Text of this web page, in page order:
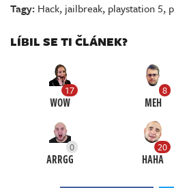
Tagy: Hack, jailbreak, playstation 5,
LÍBIL SE TI ČLÁNEK?
17
WOW
8
MEH
0
ARRGG
20
HAHA